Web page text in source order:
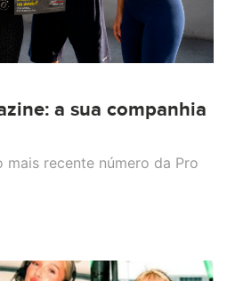
a sua companhia
mais recente número da Pro